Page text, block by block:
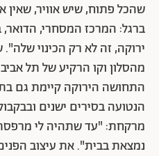
שהכל פתוח, שיש אוויר, שאין
ברגל: המרכז המסחרי,
ירוקה, זה לא רק הכינוי שלה".
מהסלון וקו הרקיע של תל
התחושה הירוקה קיימת גם
הנטועה בסירים ישנים
מרקחת: "עד שתהיה לי
נמצאת בבית". את עיצוב הפנים